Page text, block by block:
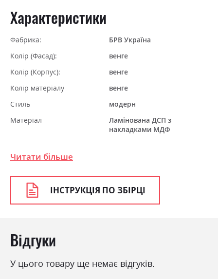
Характеристики
Фабрика:
БРВ Україна
Колір (Фасад):
венге
Колір (Корпус):
венге
Колір матеріалу
венге
Стиль
модерн
Матеріал
Ламінована ДСП з
накладками МДФ
Спальне місце
З матрацом
ні
З підставкою під матрац
в комплект не входить
Читати більше
ІНСТРУКЦІЯ ПО ЗБІРЦІ
Відгуки
У цього товару ще немає відгуків.